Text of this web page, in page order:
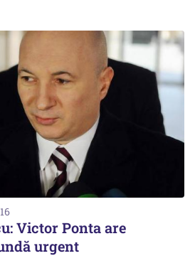
Victor Ponta are
urgent